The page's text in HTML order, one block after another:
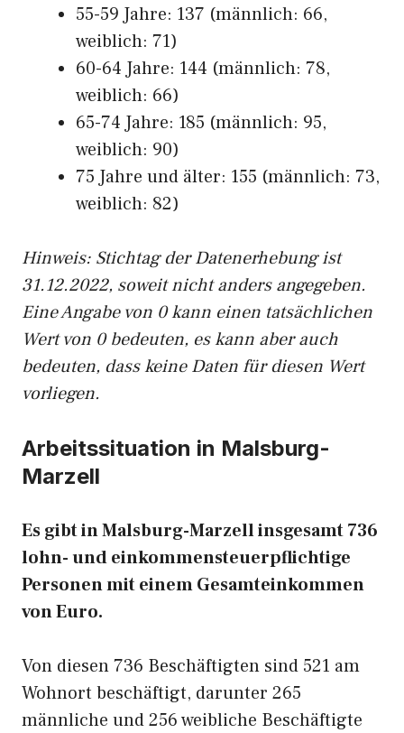
55-59 Jahre: 137 (männlich: 66,
weiblich: 71)
60-64 Jahre: 144 (männlich: 78,
weiblich: 66)
65-74 Jahre: 185 (männlich: 95,
weiblich: 90)
75 Jahre und älter: 155 (männlich: 73,
weiblich: 82)
Hinweis: Stichtag der Datenerhebung ist
31.12.2022, soweit nicht anders angegeben.
Eine Angabe von 0 kann einen tatsächlichen
Wert von 0 bedeuten, es kann aber auch
bedeuten, dass keine Daten für diesen Wert
vorliegen.
Arbeitssituation in Malsburg-
Marzell
Es gibt in Malsburg-Marzell insgesamt 736
lohn- und einkommensteuerpflichtige
Personen mit einem Gesamteinkommen
von Euro.
Von diesen 736 Beschäftigten sind 521 am
Wohnort beschäftigt, darunter 265
männliche und 256 weibliche Beschäftigte